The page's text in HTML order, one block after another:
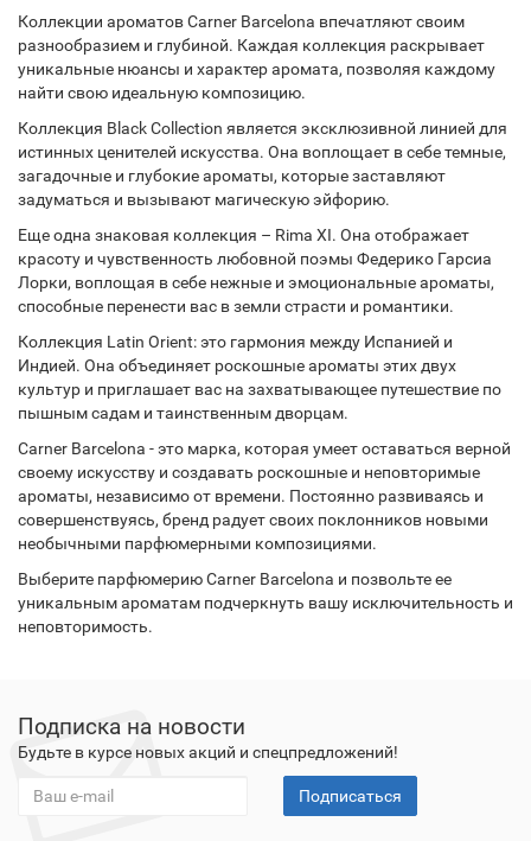
Коллекции ароматов Carner Barcelona впечатляют своим
разнообразием и глубиной. Каждая коллекция раскрывает
уникальные нюансы и характер аромата, позволяя каждому
найти свою идеальную композицию.
Коллекция Black Collection является эксклюзивной линией для
истинных ценителей искусства. Она воплощает в себе темные,
загадочные и глубокие ароматы, которые заставляют
задуматься и вызывают магическую эйфорию.
Еще одна знаковая коллекция – Rima XI. Она отображает
красоту и чувственность любовной поэмы Федерико Гарсиа
Лорки, воплощая в себе нежные и эмоциональные ароматы,
способные перенести вас в земли страсти и романтики.
Коллекция Latin Orient: это гармония между Испанией и
Индией. Она объединяет роскошные ароматы этих двух
культур и приглашает вас на захватывающее путешествие по
пышным садам и таинственным дворцам.
Carner Barcelona - это марка, которая умеет оставаться верной
своему искусству и создавать роскошные и неповторимые
ароматы, независимо от времени. Постоянно развиваясь и
совершенствуясь, бренд радует своих поклонников новыми
необычными парфюмерными композициями.
Выберите парфюмерию Carner Barcelona и позвольте ее
уникальным ароматам подчеркнуть вашу исключительность и
неповторимость.
Подписка на новости
Будьте в курсе новых акций и спецпредложений!
Подписаться